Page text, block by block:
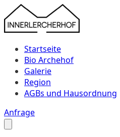
Startseite
Bio Archehof
Galerie
Region
AGBs und Hausordnung
Anfrage